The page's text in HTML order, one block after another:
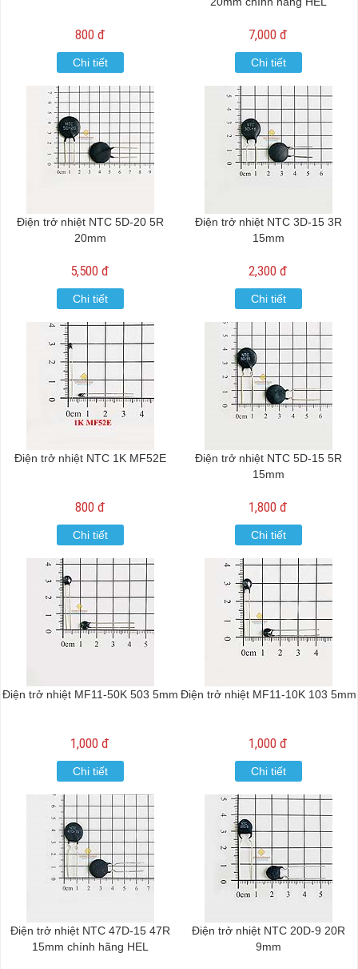
800 đ
Chi tiết
7,000 đ
Chi tiết
Điện trở nhiệt NTC 5D-20 5R
20mm
5,500 đ
Chi tiết
Điện trở nhiệt NTC 3D-15 3R
15mm
2,300 đ
Chi tiết
Điện trở nhiệt NTC 1K MF52E
800 đ
Chi tiết
Điện trở nhiệt NTC 5D-15 5R
15mm
1,800 đ
Chi tiết
Điện trở nhiệt MF11-50K 503 5mm
1,000 đ
Chi tiết
Điện trở nhiệt MF11-10K 103 5mm
1,000 đ
Chi tiết
Điện trở nhiệt NTC 47D-15 47R
15mm chính hãng HEL
Điện trở nhiệt NTC 20D-9 20R
9mm